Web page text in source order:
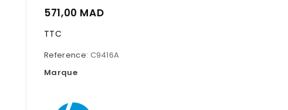
571,00 MAD
TTC
Reference: C9416A
Marque